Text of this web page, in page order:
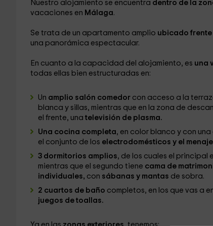
Nuestro alojamiento se encuentra dentro de la
vacaciones en Málaga.
Se trata de un apartamento amplio ubicado frente
una panorámica espectacular.
En cuanto a la capacidad del alojamiento, es una
todas ellas bien estructuradas en:
Un amplio salón comedorcon acceso a la
blanca y sillas, mientras que en la zona de
el frente, una televisión de plasma.
Una cocina completa, en color blanco y con
el conjunto de los electrodomésticos y el menaje
3 dormitorios amplios, de los cuales el principal
mientras que el segundo tiene cama de
individuales, con sábanas y mantas de sobra.
2 cuartos de baño completos, en los que vas a
juegos de toallas.